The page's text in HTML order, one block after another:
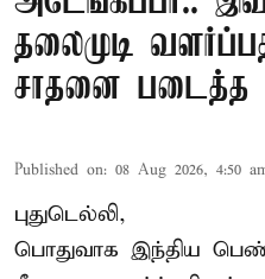
தலைமுடி
சாதனை படைத்த
Published on: 08 Aug 2026, 4:50
புதுடெல்லி,
பொதுவாக இந்திய